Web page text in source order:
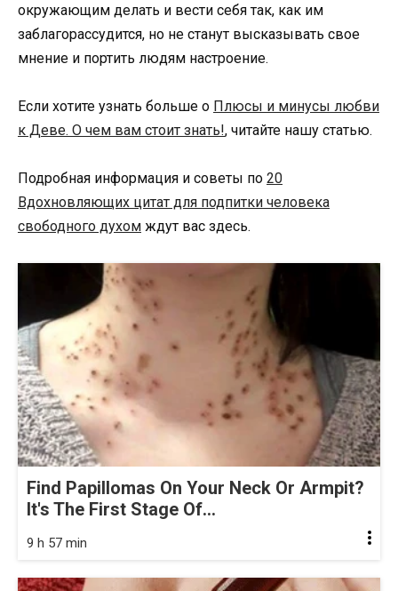
окружающим делать и вести себя так, как им
заблагорассудится, но не станут высказывать свое
мнение и портить людям настроение.
Если хотите узнать больше о Плюсы и минусы любви
к Деве. О чем вам стоит знать!, читайте нашу статью.
Подробная информация и советы по 20
Вдохновляющих цитат для подпитки человека
свободного духом ждут вас здесь.
Find Papillomas On Your Neck Or Armpit?
It's The First Stage Of...
9 h 57 min